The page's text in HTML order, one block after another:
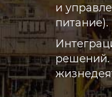
и
питание).
решений.